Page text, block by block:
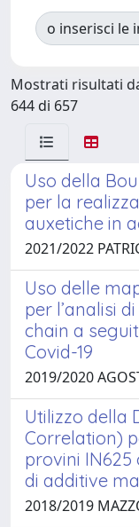
o inserisci le
Mostrati risultati
644 di 657
Uso della
per la
auxetiche in
2021/2022
Uso delle
per l’analisi
chain a
Covid-19
2019/2020
Utilizzo della
Correlation)
provini
di additive
2018/2019